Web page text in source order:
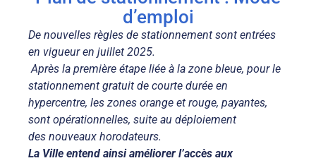
d’emploi
De nouvelles règles de stationnement sont entrées
en vigueur en juillet 2025.
Après la première étape liée à la zone bleue, pour le
stationnement gratuit de courte durée en
hypercentre, les zones orange et rouge, payantes,
sont opérationnelles, suite au déploiement
des nouveaux horodateurs.
La Ville entend ainsi améliorer l’accès aux